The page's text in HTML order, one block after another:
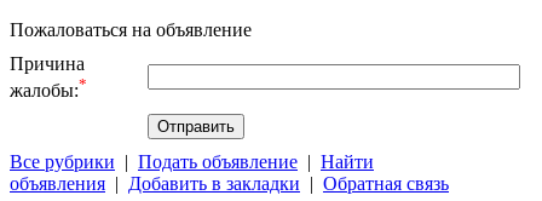
Пожаловаться на объявление
Причина
жалобы:*
Все рубрики | Подать объявление | Найти
объявления | Добавить в закладки | Обратная связь